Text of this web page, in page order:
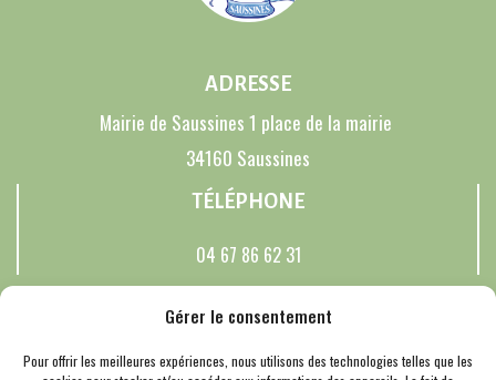
Gérer le consentement
Pour offrir les meilleures expériences, nous utilisons des technologies telles que les
ADRESSE
Mairie de Saussines 1 place de la mairie
34160 Saussines
TÉLÉPHONE
04 67 86 62 31